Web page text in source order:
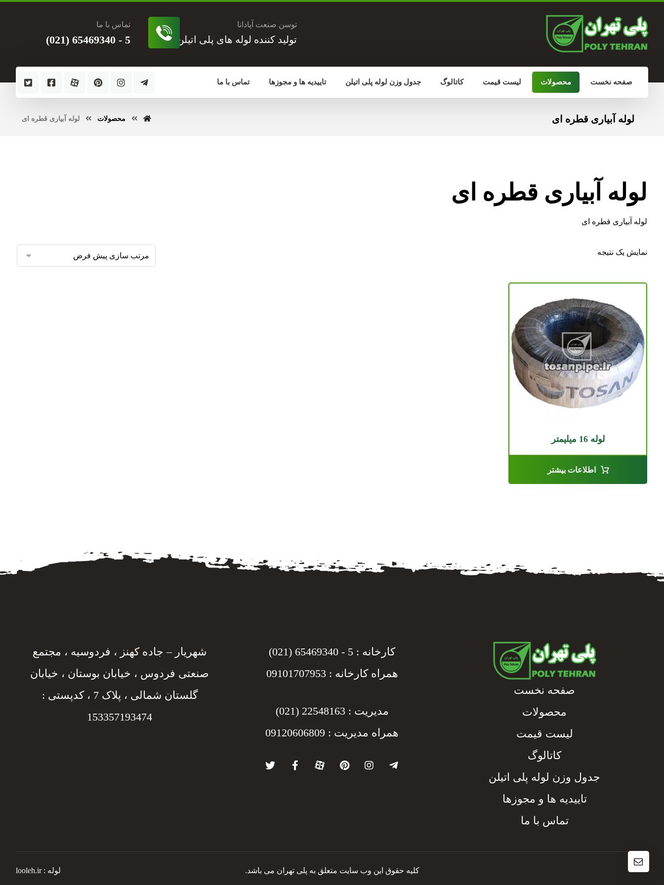
توسن صنعت آپادانا
تولید کننده لوله های پلی اتیلن
تماس با ما
5 - 65469340 (021)
صفحه نخست محصولات لیست قیمت کاتالوگ جدول وزن لوله پلی اتیلن تاییدیه ها و مجوزها تماس با ما
لوله آبیاری قطره ای محصولات لوله آبیاری قطره ای
لوله آبیاری قطره ای
لوله آبیاری قطره ای
نمایش یک نتیجه
لوله 16 میلیمتر
اطلاعات بیشتر
صفحه نخست
محصولات
لیست قیمت
کاتالوگ
جدول وزن لوله پلی اتیلن
تاییدیه ها و مجوزها
تماس با ما
کارخانه : 5 - 65469340 (021)
همراه کارخانه : 09101707953
مدیریت : 22548163 (021)
همراه مدیریت : 09120606809
شهریار – جاده کهنز ، فردوسیه ، مجتمع
صنعتی فردوس ، خیابان بوستان ، خیابان
گلستان شمالی ، پلاک 7 ، کدپستی :
153357193474
کلیه حقوق این وب سایت متعلق به پلی تهران می باشد. لوله : looleh.ir